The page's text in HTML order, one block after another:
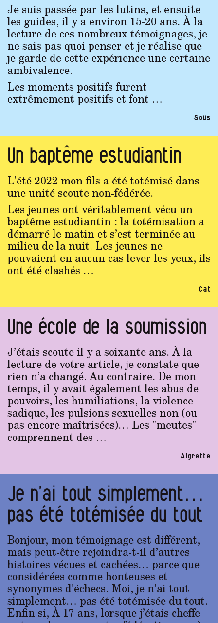
Je suis passée par les lutins, et ensuite
les guides, il y a environ 15-20 ans. À la
lecture de ces nombreux témoignages, je
ne sais pas quoi penser et je réalise que
je garde de cette expérience une certaine
ambivalence.
Les moments positifs furent
extrêmement positifs et font …
Sous
Un baptême estudiantin
L’été 2022 mon fils a été totémisé dans
une unité scoute non-fédérée.
Les jeunes ont véritablement vécu un
baptême estudiantin : la totémisation a
démarré le matin et s’est terminée au
milieu de la nuit. Les jeunes ne
pouvaient en aucun cas lever les yeux, ils
ont été clashés …
Cat
Une école de la soumission
J’étais scoute il y a soixante ans. À la
lecture de votre article, je constate que
rien n’a changé. Au contraire. De mon
temps, il y avait également les abus de
pouvoirs, les humiliations, la violence
sadique, les pulsions sexuelles non (ou
pas encore maîtrisées)… Les "meutes"
comprennent des …
Aigrette
Je n’ai tout simplement…
pas été totémisée du tout
Bonjour, mon témoignage est différent,
mais peut-être rejoindra-t-il d’autres
histoires vécues et cachées… parce que
considérées comme honteuses et
synonymes d’échecs. Moi, je n’ai tout
simplement… pas été totémisée du tout.
Enfin si, À 17 ans, lorsque j’étais cheffe